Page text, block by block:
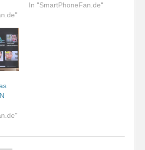
In "SmartPhoneFan.de"